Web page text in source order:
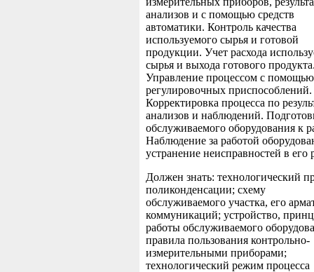
анализов и с помощью средств
автоматики. Контроль качества
используемого сырья и готовой
продукции. Учет расхода
сырья и выхода готового
Управление процессом с помощью
регулировочных приспособлений.
Корректировка процесса по
анализов и наблюдений.
обслуживаемого оборудования к
Наблюдение за работой
устранение неисправностей в его
Должен знать: технологический
поликонденсации; схему
обслуживаемого участка, его
коммуникаций; устройство,
работы обслуживаемого
правила пользования контрольно-
измерительными приборами;
технологический режим процесса